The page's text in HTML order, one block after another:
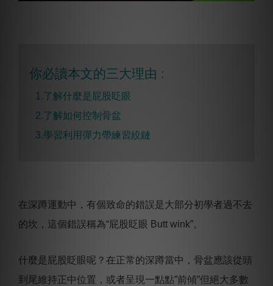
你必讀本文的三大理由 :
1.了解什麼是屁股眨眼
2.了解如何控制骨盆
3.學習利用彈力帶練習絞鏈
在深蹲運動中，有個致命的錯誤是大部分初學者過不去
的坎，這個錯誤稱為“屁股眨眼 Butt wink”。
什麼是屁股眨眼呢？在正常的深蹲當中，骨盆應該從頭
到尾維持正中位置，或者呈現一點點”前傾”但絕大多數